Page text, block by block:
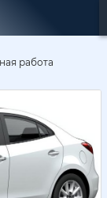
работа